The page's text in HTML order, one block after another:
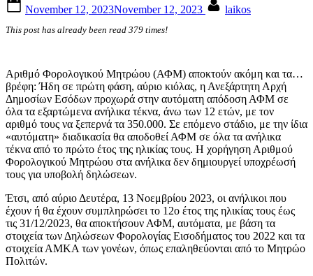
on
November 12, 2023November 12, 2023 laikos
This post has already been read 379 times!
Αριθμό Φορολογικού Μητρώου (ΑΦΜ) αποκτούν ακόμη και τα…
βρέφη: Ήδη σε πρώτη φάση, αύριο κιόλας, η Ανεξάρτητη Αρχή
Δημοσίων Εσόδων προχωρά στην αυτόματη απόδοση ΑΦΜ σε
όλα τα εξαρτώμενα ανήλικα τέκνα, άνω των 12 ετών, με τον
αριθμό τους να ξεπερνά τα 350.000. Σε επόμενο στάδιο, με την ίδια
«αυτόματη» διαδικασία θα αποδοθεί ΑΦΜ σε όλα τα ανήλικα
τέκνα από το πρώτο έτος της ηλικίας τους. Η χορήγηση Αριθμού
Φορολογικού Μητρώου στα ανήλικα δεν δημιουργεί υποχρέωσή
τους για υποβολή δηλώσεων.
Έτσι, από αύριο Δευτέρα, 13 Νοεμβρίου 2023, οι ανήλικοι που
έχουν ή θα έχουν συμπληρώσει το 12ο έτος της ηλικίας τους έως
τις 31/12/2023, θα αποκτήσουν ΑΦΜ, αυτόματα, με βάση τα
στοιχεία των Δηλώσεων Φορολογίας Εισοδήματος του 2022 και τα
στοιχεία ΑΜΚΑ των γονέων, όπως επαληθεύονται από το Μητρώο
Πολιτών.